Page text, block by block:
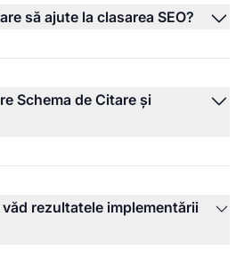
să ajute la clasarea SEO?
Schema de Citare și
rezultatele implementării